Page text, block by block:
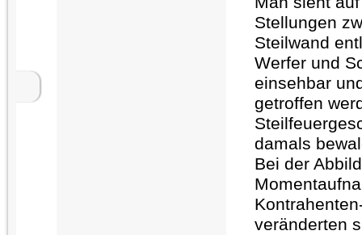
Stellungen
Steilwand
Werfer und
einsehbar
getroffen
damals
Bei der
veränderten